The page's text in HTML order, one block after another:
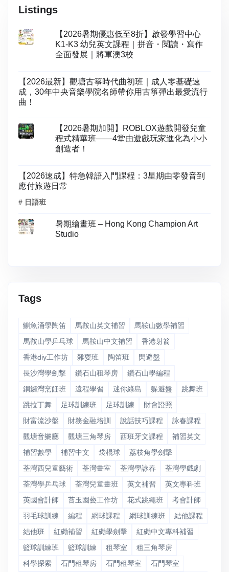
Listings
【2026暑期優惠低至8折】啟發學習中心
K1-K3 幼兒英文課程｜拼音・閱讀・寫作
全面發展｜將軍澳3校
【2026最新】觀塘古箏時代曲初班｜成人零基礎速
成，30年中央音樂學院名師帶你用古箏彈出最愛流行
曲！
【2026暑期加開】ROBLOX遊戲開發兒童
程式精華班——4堂由遊戲玩家進化為小小
創造者！
【2026速成】特急韓語入門課程：3星期由零發音到
應付旅遊日常
# 日語班
暑期繪畫班 – Hong Kong Champion Art
Studio
Tags
鰂魚涌學陶笛 馬鞍山英文補習
馬鞍山數學補習
馬鞍山學乒乓球
馬鞍山中文補習
香港射箭
香港diy工作坊
雜耍班 陶笛班
閃避盤
長沙灣學劍撃
鑽石山租琴房
鑽石山學編程
銅鑼灣烹飪班
遠程學習 迷你綠島 躲避盤
跳舞班
跳拉丁舞
足球訓練班 足球訓練
財會證照
財富流沙盤
財務金融培訓 說話技巧課程
詠春課程
觀塘音樂廳
觀塘三角琴房 西班牙文課程
補習英文
補習數學
補習中文 袋棍球
荔枝角學劍撃
荃灣西兒童藝術
荃灣畫室 荃灣學詠春
荃灣學戲劇
荃灣學乒乓球
荃灣兒童畫班 英文補習
英文專科班
英國會計師
苔玉園藝工作坊 花式跳繩班
考會計師
羽毛球訓練
編程 網球課程 網球訓練班
結他課程
結他班
紅磡補習 紅磡學劍擊
紅磡中文專科補習
籃球訓練班
籃球訓練 租琴室
租三角琴房
科學探索
石門租琴房 石門租琴室 石門琴室